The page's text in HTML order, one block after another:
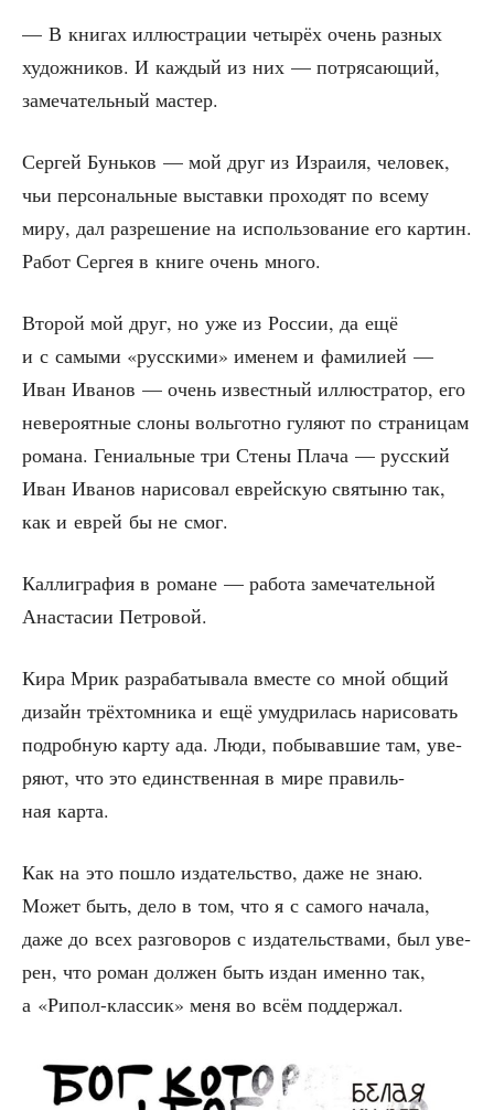
— В кни­гах иллю­стра­ции четы­рёх очень раз­ных
худож­ни­ков. И каж­дый из них — потря­са­ю­щий,
заме­ча­тель­ный мастер.
Сер­гей Бунь­ков — мой друг из Изра­и­ля, чело­век,
чьи пер­со­наль­ные выстав­ки про­хо­дят по все­му
миру, дал раз­ре­ше­ние на исполь­зо­ва­ние его кар­тин.
Работ Сер­гея в кни­ге очень много.
Вто­рой мой друг, но уже из Рос­сии, да ещё
и с самы­ми «рус­ски­ми» име­нем и фами­ли­ей —
Иван Ива­нов — очень извест­ный иллю­стра­тор, его
неве­ро­ят­ные сло­ны воль­гот­но гуля­ют по стра­ни­цам
рома­на. Гени­аль­ные три Сте­ны Пла­ча — рус­ский
Иван Ива­нов нари­со­вал еврей­скую свя­ты­ню так,
как и еврей бы не смог.
Кал­ли­гра­фия в романе — рабо­та заме­ча­тель­ной
Ана­ста­сии Петровой.
Кира Мрик раз­ра­ба­ты­ва­ла вме­сте со мной общий
дизайн трёх­том­ни­ка и ещё умуд­ри­лась нари­со­вать
подроб­ную кар­ту ада. Люди, побы­вав­шие там, уве­
ря­ют, что это един­ствен­ная в мире пра­виль­
ная карта.
Как на это пошло изда­тель­ство, даже не знаю.
Может быть, дело в том, что я с само­го нача­ла,
даже до всех раз­го­во­ров с изда­тель­ства­ми, был уве­
рен, что роман дол­жен быть издан имен­но так,
а «Рипол-клас­сик» меня во всём поддержал.